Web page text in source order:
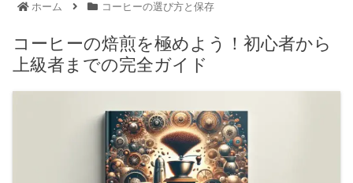
ホーム コーヒーの選び方と保存
コーヒーの焙煎を極めよう！初心者から
上級者までの完全ガイド